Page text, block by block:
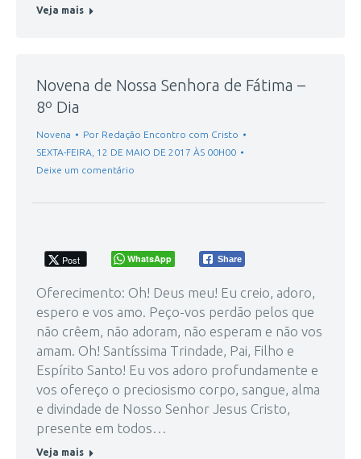
Veja mais
Novena de Nossa Senhora de Fátima –
8º Dia
Novena Por Redação Encontro com Cristo
SEXTA-FEIRA, 12 DE MAIO DE 2017 ÀS 00H00
Deixe um comentário
Post WhatsApp Share
Oferecimento: Oh! Deus meu! Eu creio, adoro,
espero e vos amo. Peço-vos perdão pelos que
não crêem, não adoram, não esperam e não vos
amam. Oh! Santíssima Trindade, Pai, Filho e
Espírito Santo! Eu vos adoro profundamente e
vos ofereço o preciosismo corpo, sangue, alma
e divindade de Nosso Senhor Jesus Cristo,
presente em todos…
Veja mais